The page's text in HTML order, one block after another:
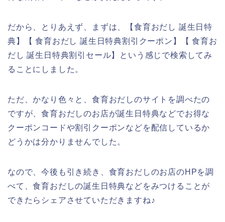
だから、とりあえず、まずは、【食育おだし 誕生日特
典】【 食育おだし 誕生日特典割引クーポン】【 食育お
だし 誕生日特典割引セール】という感じで検索してみ
ることにしました。
ただ、かなり色々と、食育おだしのサイトを調べたの
ですが、食育おだしのお店が誕生日特典などでお得な
クーポンコードや割引クーポンなどを配信しているか
どうかは分かりませんでした。
なので、今後も引き続き、食育おだしのお店のHPを調
べて、食育おだしの誕生日特典などをみつけることが
できたらシェアさせていただきますね♪